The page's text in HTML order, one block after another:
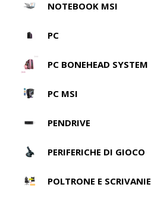
NOTEBOOK MSI
PC
PC BONEHEAD SYSTEM
PC MSI
PENDRIVE
PERIFERICHE DI GIOCO
POLTRONE E SCRIVANIE